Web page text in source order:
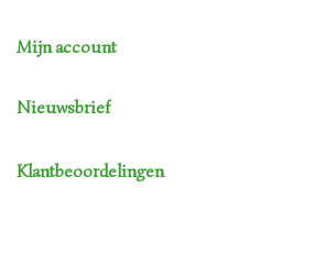
Mijn account
Nieuwsbrief
Klantbeoordelingen